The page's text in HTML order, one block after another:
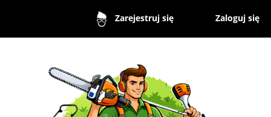
Zarejestruj się Zaloguj się